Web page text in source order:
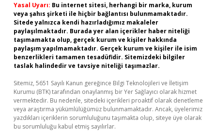
Yasal Uyarı: Bu internet sitesi, herhangi bir marka, kurum
veya şahıs şirketi ile hiçbir bağlantısı bulunmamaktadır.
Sitede yalnızca kendi hazırladığımız makaleler
paylaşılmaktadır. Burada yer alan içerikler haber niteliği
taşımamakta olup, gerçek kurum ve kişiler hakkında
paylaşım yapılmamaktadır. Gerçek kurum ve kişiler ile isim
benzerlikleri tamamen tesadüfidir. Sitemizdeki bilgiler
taslak halindedir ve tavsiye niteliği taşımazlar.
Sitemiz, 5651 Sayılı Kanun gereğince Bilgi Teknolojileri ve İletişim
Kurumu (BTK) tarafından onaylanmış bir Yer Sağlayıcı olarak hizmet
vermektedir. Bu nedenle, sitedeki içerikleri proaktif olarak denetleme
veya araştırma yükümlülüğümüz bulunmamaktadır. Ancak, üyelerimiz
yazdıkları içeriklerin sorumluluğunu taşımakta olup, siteye üye olarak
bu sorumluluğu kabul etmiş sayılırlar.